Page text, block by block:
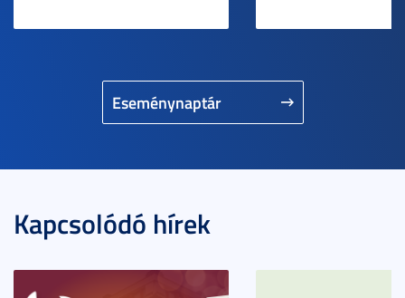
Eseménynaptár
Kapcsolódó hírek